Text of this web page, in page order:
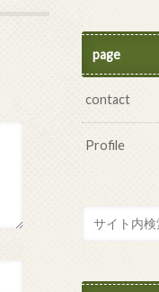
page
contact
Profile